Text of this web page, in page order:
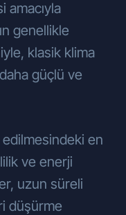
amacıyla
genellikle
klasik klima
güçlü ve
en
ve enerji
uzun süreli
düşürme